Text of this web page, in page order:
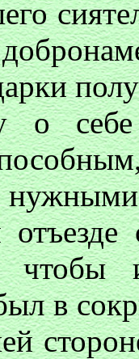
о себе
в